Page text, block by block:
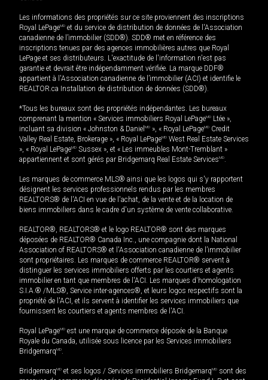
Les informations des propriétés sur ce site proviennent des inscriptions
Royal LePageMD et du service de distribution de données de l'Association
canadienne de l’immobilier (SDD®). SDD® met en référence des
inscriptions tenues par des agences immobilières autres que Royal
LePage et ses distributeurs. L'exactitude de l'information n'est pas
garantie et devrait être indépendamment vérifiée. La marque DDF®
appartient à l'Association canadienne de l’immobilier (ACI) et identifie le
REALTOR.ca Installation de distribution de données (SDD®).
*Tous les bureaux sont des propriétés indépendantes. Les bureaux
comprenant la mention « Services immobiliers Royal LePageMD Ltée »,
incluant sa division « Johnston & Daniel MD », « Royal LePageMD Credit
Valley Real Estate, Brokerage », « Royal LePageMD West Real Estate Services
», « Royal LePageMD Sussex », et « Les immeubles Mont-Tremblant »
appartiennent et sont gérés par Bridgemarq Real Estate ServicesMD.
Les marques de commerce MLS® ainsi que les logos qui s'y rapportent
désignent les services professionnels rendus par les membres
REALTORS® de l'ACI en vue de l'achat, de la vente et de la location de
biens immobiliers dans le cadre d'un système de vente collaborative.
REALTOR®, REALTORS® et le logo REALTOR® sont des marques
déposées de REALTOR® Canada Inc., une compagnie dont la National
Association of REALTORS® et l'Association canadienne de l’immobilier
sont propriétaires. Les marques de commerce REALTOR® servent à
distinguer les services immobiliers offerts par les courtiers et agents
immobilier en tant que membres de l'ACI. Les marques d'homologation
S.I.A.® /MLS®, Service inter-agences®, et leurs logos respectifs sont la
propriété de l'ACI, et ils servent à identifier les services immobiliers que
fournissent les courtiers et agents membres de l'ACI.
Royal LePageMD est une marque de commerce déposée de la Banque
Royale du Canada, utilisée sous licence par les Services immobiliers
BridgemarqMD.
BridgemarqMD et ses logos / Services immobiliers BridgemarqMD sont des